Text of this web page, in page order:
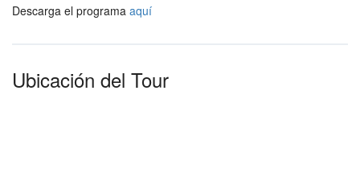
Descarga el programa aquí
Ubicación del Tour